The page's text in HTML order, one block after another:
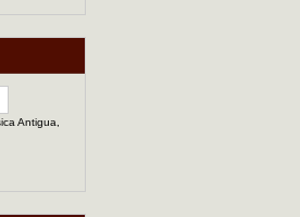
Antigua,